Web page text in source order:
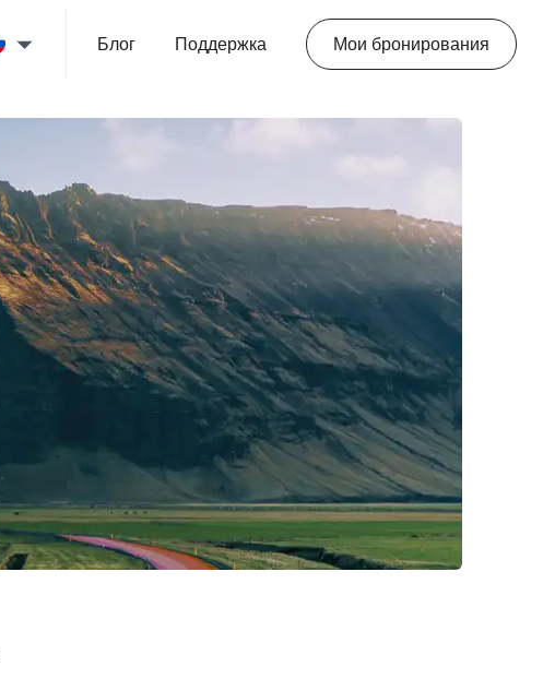
Блог Поддержка Мои бронирования